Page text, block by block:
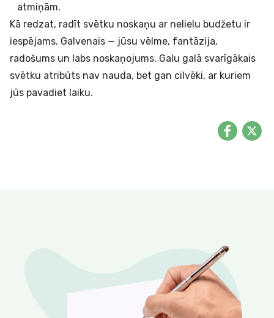
atmiņām.
Kā redzat, radīt svētku noskaņu ar nelielu budžetu ir
iespējams. Galvenais — jūsu vēlme, fantāzija,
radošums un labs noskaņojums. Galu galā svarīgākais
svētku atribūts nav nauda, bet gan cilvēki, ar kuriem
jūs pavadiet laiku.